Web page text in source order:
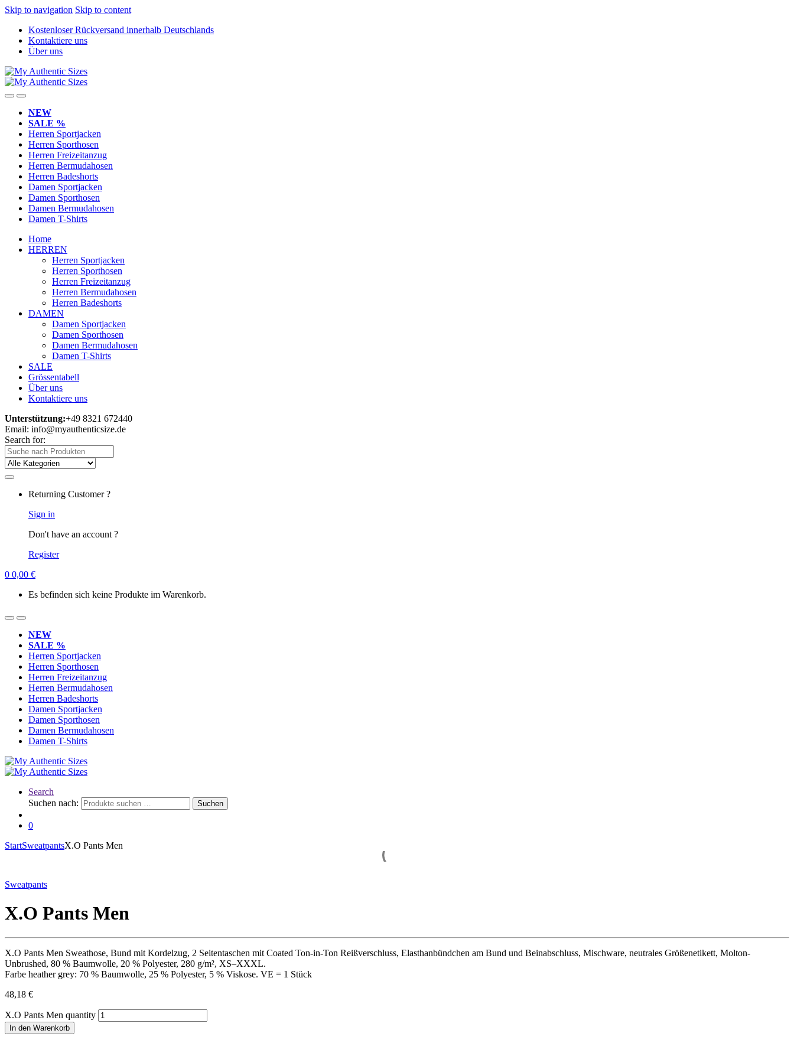
Skip to navigation Skip to content
Kostenloser Rückversand innerhalb Deutschlands
Kontaktiere uns
Über uns
NEW
SALE %
Herren Sportjacken
Herren Sporthosen
Herren Freizeitanzug
Herren Bermudahosen
Herren Badeshorts
Damen Sportjacken
Damen Sporthosen
Damen Bermudahosen
Damen T-Shirts
Home
HERREN
Herren Sportjacken
Herren Sporthosen
Herren Freizeitanzug
Herren Bermudahosen
Herren Badeshorts
DAMEN
Damen Sportjacken
Damen Sporthosen
Damen Bermudahosen
Damen T-Shirts
SALE
Grössentabell
Über uns
Kontaktiere uns
Unterstützung:+49 8321 672440
Email: info@myauthenticsize.de
Search for:
Returning Customer ?
Sign in
Don't have an account ?
Register
0 0,00 €
Es befinden sich keine Produkte im Warenkorb.
NEW
SALE %
Herren Sportjacken
Herren Sporthosen
Herren Freizeitanzug
Herren Bermudahosen
Herren Badeshorts
Damen Sportjacken
Damen Sporthosen
Damen Bermudahosen
Damen T-Shirts
Search
Suchen nach:
Suchen
0
StartSweatpantsX.O Pants Men
Sweatpants
X.O Pants Men
X.O Pants Men Sweathose, Bund mit Kordelzug, 2 Seitentaschen mit Coated Ton-in-Ton Reißverschluss, Elasthanbündchen am Bund und Beinabschluss, Mischware, neutrales Größenetikett, Molton-
Unbrushed, 80 % Baumwolle, 20 % Polyester, 280 g/m², XS–XXXL.
Farbe heather grey: 70 % Baumwolle, 25 % Polyester, 5 % Viskose. VE = 1 Stück
48,18 €
X.O Pants Men quantity
In den Warenkorb